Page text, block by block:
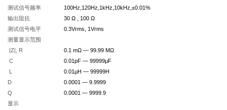
测试信号频率
100Hz,120Hz,1kHz,10kHz,±0.01%
输出阻抗
30Ω , 100 Ω
测试信号电平
0.3Vrms, 1Vrms
测量显示范围
|Z|, R
0.1 mΩ — 99.99 MΩ
C
0.01pF — 99999μF
L
0.01μH — 99999H
D
0.0001 — 9.9999
Q
0.0001 — 9999.9
显示